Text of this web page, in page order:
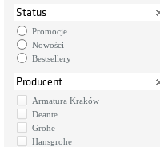
Status
Promocje
Nowości
Bestsellery
Producent
Armatura Kraków
Deante
Grohe
Hansgrohe